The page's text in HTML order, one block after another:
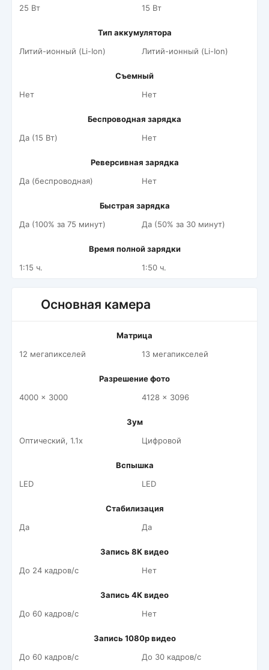
25 Вт 15 Вт
Тип аккумулятора
Литий-ионный (Li-Ion)
Литий-ионный (Li-Ion)
Съемный
Нет
Нет
Беспроводная зарядка
Да (15 Вт)
Нет
Реверсивная зарядка
Да (беспроводная)
Нет
Быстрая зарядка
Да (100% за 75 минут)
Да (50% за 30 минут)
Время полной зарядки
1:15 ч.
1:50 ч.
Основная камера
Матрица
12 мегапикселей
13 мегапикселей
Разрешение фото
4000 x 3000
4128 x 3096
Зум
Оптический, 1.1x
Цифровой
Вспышка
LED
LED
Стабилизация
Да
Да
Запись 8K видео
До 24 кадров/c
Нет
Запись 4K видео
До 60 кадров/c
Нет
Запись 1080p видео
До 60 кадров/c
До 30 кадров/c